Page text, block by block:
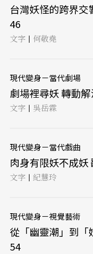
台灣妖怪的跨界
46
文字 | 何敬堯
現代變身－當代劇場
劇場裡尋妖 轉動
文字 | 吳岳霖
現代變身－當代戲曲
肉身有限妖不成妖
文字 | 紀慧玲
現代變身－視覺藝術
從「幽靈潮」到「
54